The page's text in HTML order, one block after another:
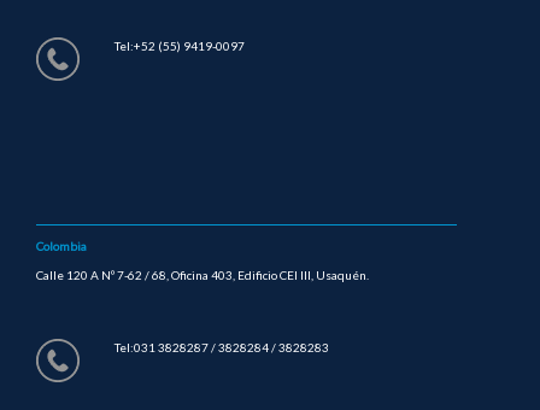
Tel:+52 (55) 9419-0097
Colombia
Calle 120 A Nº 7-62 / 68, Oficina 403, Edificio CEI III, Usaquén.
Tel:031 3828287 / 3828284 / 3828283